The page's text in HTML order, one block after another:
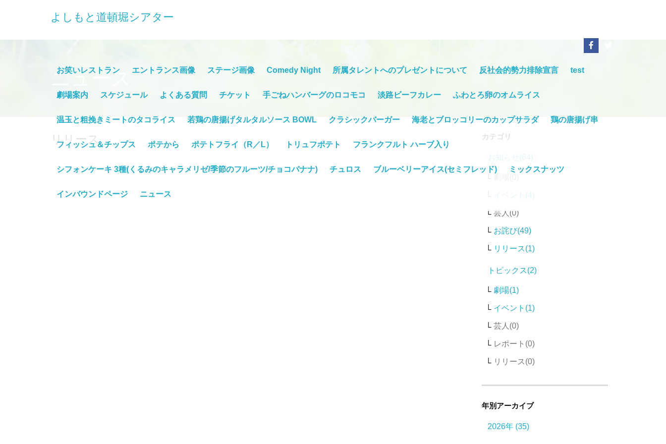
よしもと道頓堀シアター
お笑いレストラン エントランス画像 ステージ画像 Comedy Night 所属タレントへのプレゼントについて 反社会的勢力排除宣言 test
劇場案内 スケジュール よくある質問 チケット 手ごねハンバーグのロコモコ 淡路ビーフカレー ふわとろ卵のオムライス
温玉と粗挽きミートのタコライス 若鶏の唐揚げタルタルソース BOWL クラシックバーガー 海老とブロッコリーのカップサラダ 鶏の唐揚げ串
フィッシュ＆チップス ポテから ポテトフライ（R／L） トリュフポテト フランクフルト ハーブ入り
シフォンケーキ 3種(くるみのキャラメリゼ/季節のフルーツ/チョコバナナ) チュロス ブルーベリーアイス(セミフレッド) ミックスナッツ
インバウンドページ ニュース
ニュース
リリース カテゴリ
お知らせ(64)
イベント(4)
芸人
お詫び(49)
リリース(1)
トピックス(2)
劇場(1)
イベント(1)
芸人
レポート
リリース
年別アーカイブ
2026年 (35)